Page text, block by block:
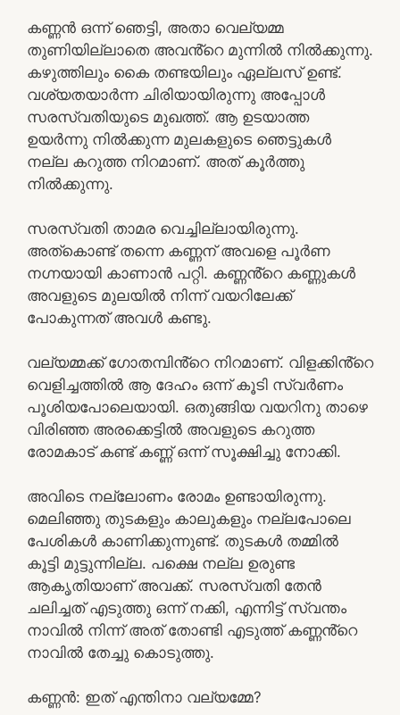
കണ്ണൻ ഒന്ന് ഞെട്ടി, അതാ വെല്യമ്മ
തുണിയില്ലാതെ അവൻ്റെ മുന്നിൽ നിൽക്കുന്നു.
കഴുത്തിലും കൈ തണ്ടയിലും ഏല്ലസ് ഉണ്ട്.
വശ്യതയാർന്ന ചിരിയായിരുന്നു അപ്പോൾ
സരസ്വതിയുടെ മുഖത്ത്. ആ ഉടയാത്ത
ഉയർന്നു നിൽക്കുന്ന മുലകളുടെ ഞെട്ടുകൾ
നല്ല കറുത്ത നിറമാണ്. അത് കൂർത്തു
നിൽക്കുന്നു.
സരസ്വതി താമര വെച്ചില്ലായിരുന്നു.
അത്കൊണ്ട് തന്നെ കണ്ണന് അവളെ പൂർണ
നഗ്നയായി കാണാൻ പറ്റി. കണ്ണൻ്റെ കണ്ണുകൾ
അവളുടെ മുലയിൽ നിന്ന് വയറിലേക്ക്
പോകുന്നത് അവൾ കണ്ടു.
വല്യമ്മക്ക് ഗോതമ്പിൻ്റെ നിറമാണ്. വിളക്കിൻ്റെ
വെളിച്ചത്തിൽ ആ ദേഹം ഒന്ന് കൂടി സ്വർണം
പൂശിയപോലെയായി. ഒതുങ്ങിയ വയറിനു താഴെ
വിരിഞ്ഞ അരക്കെട്ടിൽ അവളുടെ കറുത്ത
രോമകാട് കണ്ട് കണ്ണ് ഒന്ന് സൂക്ഷിച്ചു നോക്കി.
അവിടെ നല്ലോണം രോമം ഉണ്ടായിരുന്നു.
മെലിഞ്ഞു തുടകളും കാലുകളും നല്ലപോലെ
പേശികൾ കാണിക്കുന്നുണ്ട്. തുടകൾ തമ്മിൽ
കൂട്ടി മുട്ടുന്നില്ല. പക്ഷെ നല്ല ഉരുണ്ട
ആകൃതിയാണ് അവക്ക്. സരസ്വതി തേൻ
ചലിച്ചത് എടുത്തു ഒന്ന് നക്കി, എന്നിട്ട് സ്വന്തം
നാവിൽ നിന്ന് അത് തോണ്ടി എടുത്ത് കണ്ണൻ്റെ
നാവിൽ തേച്ചു കൊടുത്തു.
കണ്ണൻ: ഇത് എന്തിനാ വല്യമ്മേ?